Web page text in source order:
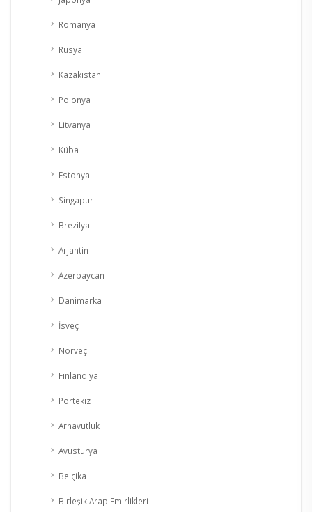
Romanya
Rusya
Kazakistan
Polonya
Litvanya
Küba
Estonya
Singapur
Brezilya
Arjantin
Azerbaycan
Danimarka
İsveç
Norveç
Finlandiya
Portekiz
Arnavutluk
Avusturya
Belçika
Birleşik Arap Emirlikleri